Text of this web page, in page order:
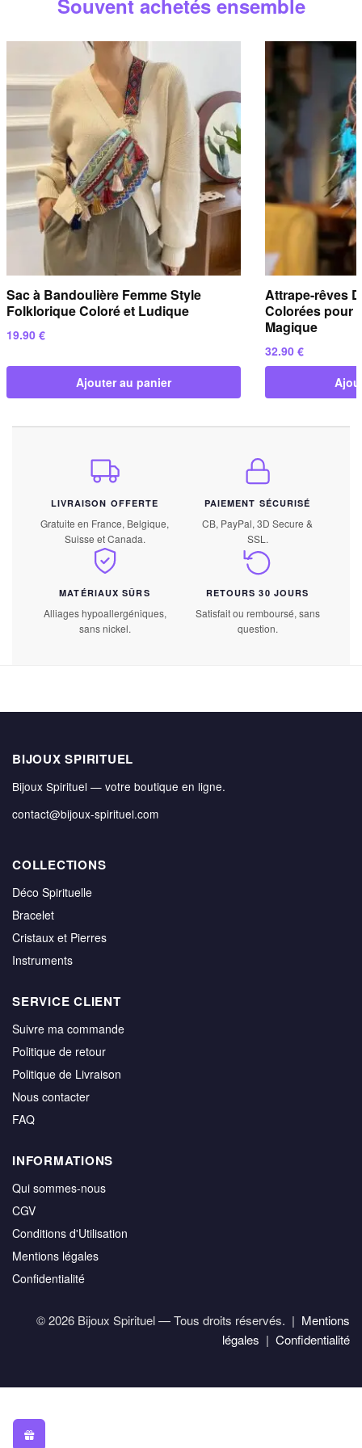
Souvent achetés ensemble
Sac à Bandoulière Femme Style
Folklorique Coloré et Ludique
19.90 €
Ajouter au panier
Attrape-rêves
Colorées pour
Magique
32.90 €
LIVRAISON OFFERTE
Gratuite en France, Belgique,
Suisse et Canada.
PAIEMENT SÉCURISÉ
CB, PayPal, 3D Secure &
SSL.
MATÉRIAUX SÛRS
Alliages hypoallergéniques,
sans nickel.
RETOURS 30 JOURS
Satisfait ou remboursé, sans
question.
BIJOUX SPIRITUEL
Bijoux Spirituel — votre boutique en ligne.
contact@bijoux-spirituel.com
COLLECTIONS
Déco Spirituelle
Bracelet
Cristaux et Pierres
Instruments
SERVICE CLIENT
Suivre ma commande
Politique de retour
Politique de Livraison
Nous contacter
FAQ
INFORMATIONS
Qui sommes-nous
CGV
Conditions d'Utilisation
Mentions légales
Confidentialité
© 2026 Bijoux Spirituel — Tous droits réservés. | Mentions
légales | Confidentialité